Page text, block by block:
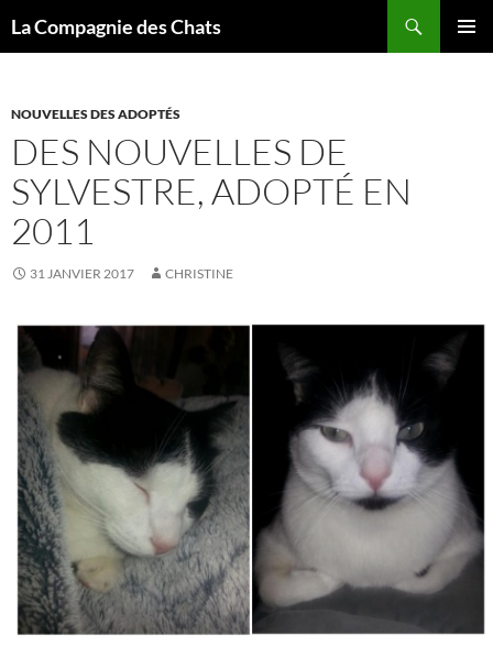
La Compagnie des Chats
NOUVELLES DES ADOPTÉS
DES NOUVELLES DE
SYLVESTRE, ADOPTÉ EN
2011
31 JANVIER 2017 CHRISTINE